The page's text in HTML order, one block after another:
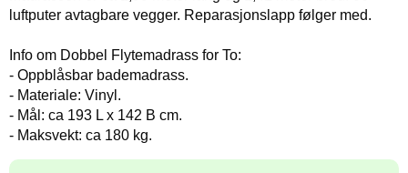
luftputer avtagbare vegger. Reparasjonslapp følger med.
Info om Dobbel Flytemadrass for To:
- Oppblåsbar bademadrass.
- Materiale: Vinyl.
- Mål: ca 193 L x 142 B cm.
- Maksvekt: ca 180 kg.